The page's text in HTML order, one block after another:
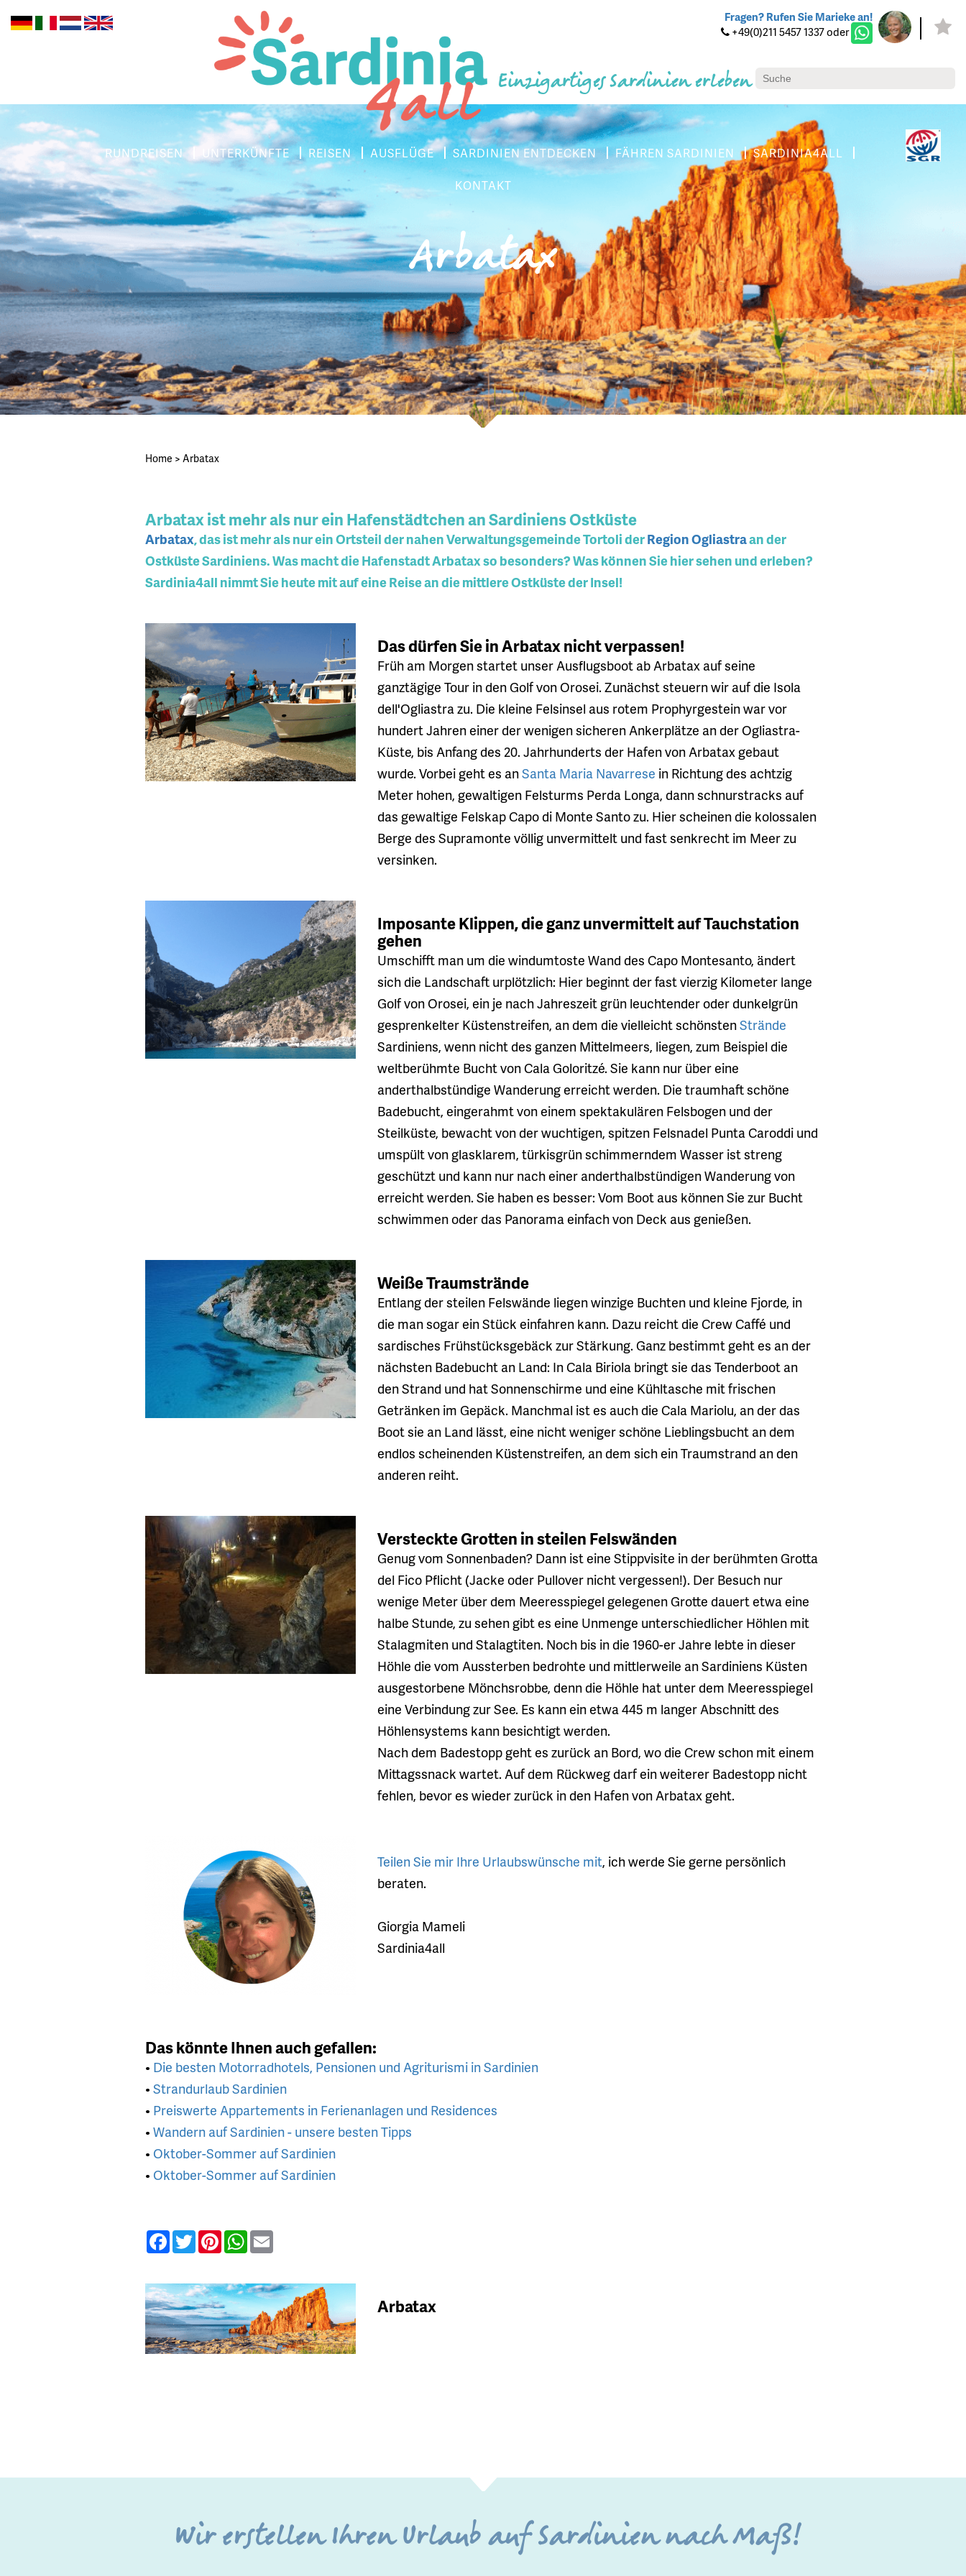
Fragen? Rufen Sie Marieke an!
+49(0)211 5457 1337 oder
Einzigartiges Sardinien erleben
RUNDREISEN UNTERKÜNFTE REISEN AUSFLÜGE SARDINIEN ENTDECKEN FÄHREN SARDINIEN
SARDINIA4ALL
KONTAKT
Arbatax
Home > Arbatax
Arbatax ist mehr als nur ein Hafenstädtchen an Sardiniens Ostküste
Arbatax, das ist mehr als nur ein Ortsteil der nahen Verwaltungsgemeinde Tortoli derRegion Ogliastraan der
Ostküste Sardiniens. Was macht die Hafenstadt Arbatax so besonders? Was können Sie hier sehen und erleben?
Sardinia4all nimmt Sie heute mit auf eine Reise an die mittlere Ostküste der Insel!
Das dürfen Sie in Arbatax nicht verpassen!
Früh am Morgen startet unser Ausflugsboot ab Arbatax auf seine
ganztägige Tour in den Golf von Orosei. Zunächst steuern wir auf die Isola
dell'Ogliastra zu. Die kleine Felsinsel aus rotem Prophyrgestein war vor
hundert Jahren einer der wenigen sicheren Ankerplätze an der Ogliastra-
Küste, bis Anfang des 20. Jahrhunderts der Hafen von Arbatax gebaut
wurde. Vorbei geht es anSanta Maria Navarrese in Richtung des achtzig
Meter hohen, gewaltigen Felsturms Perda Longa, dann schnurstracks auf
das gewaltige Felskap Capo di Monte Santo zu. Hier scheinen die kolossalen
Berge des Supramonte völlig unvermittelt und fast senkrecht im Meer zu
versinken.
Imposante Klippen, die ganz unvermittelt auf Tauchstation
gehen
Umschifft man um die windumtoste Wand des Capo Montesanto, ändert
sich die Landschaft urplötzlich: Hier beginnt der fast vierzig Kilometer lange
Golf von Orosei, ein je nach Jahreszeit grün leuchtender oder dunkelgrün
gesprenkelter Küstenstreifen, an dem die vielleicht schönstenStrände
Sardiniens, wenn nicht des ganzen Mittelmeers, liegen, zum Beispiel die
weltberühmte Bucht von Cala Goloritzé. Sie kann nur über eine
anderthalbstündige Wanderung erreicht werden. Die traumhaft schöne
Badebucht, eingerahmt von einem spektakulären Felsbogen und der
Steilküste, bewacht von der wuchtigen, spitzen Felsnadel Punta Caroddi und
umspült von glasklarem, türkisgrün schimmerndem Wasser ist streng
geschützt und kann nur nach einer anderthalbstündigen Wanderung von
erreicht werden. Sie haben es besser: Vom Boot aus können Sie zur Bucht
schwimmen oder das Panorama einfach von Deck aus genießen.
Weiße Traumstrände
Entlang der steilen Felswände liegen winzige Buchten und kleine Fjorde, in
die man sogar ein Stück einfahren kann. Dazu reicht die Crew Caffé und
sardisches Frühstücksgebäck zur Stärkung. Ganz bestimmt geht es an der
nächsten Badebucht an Land: In Cala Biriola bringt sie das Tenderboot an
den Strand und hat Sonnenschirme und eine Kühltasche mit frischen
Getränken im Gepäck. Manchmal ist es auch die Cala Mariolu, an der das
Boot sie an Land lässt, eine nicht weniger schöne Lieblingsbucht an dem
endlos scheinenden Küstenstreifen, an dem sich ein Traumstrand an den
anderen reiht.
Versteckte Grotten in steilen Felswänden
Genug vom Sonnenbaden? Dann ist eine Stippvisite in der berühmten Grotta
del Fico Pflicht (Jacke oder Pullover nicht vergessen!). Der Besuch nur
wenige Meter über dem Meeresspiegel gelegenen Grotte dauert etwa eine
halbe Stunde, zu sehen gibt es eine Unmenge unterschiedlicher Höhlen mit
Stalagmiten und Stalagtiten. Noch bis in die 1960-er Jahre lebte in dieser
Höhle die vom Aussterben bedrohte und mittlerweile an Sardiniens Küsten
ausgestorbene Mönchsrobbe, denn die Höhle hat unter dem Meeresspiegel
eine Verbindung zur See. Es kann ein etwa 445 m langer Abschnitt des
Höhlensystems kann besichtigt werden.
Nach dem Badestopp geht es zurück an Bord, wo die Crew schon mit einem
Mittagssnack wartet. Auf dem Rückweg darf ein weiterer Badestopp nicht
fehlen, bevor es wieder zurück in den Hafen von Arbatax geht.
Teilen Sie mir Ihre Urlaubswünsche mit, ich werde Sie gerne persönlich
beraten.
Giorgia Mameli
Sardinia4all
Das könnte Ihnen auch gefallen:
• Die besten Motorradhotels, Pensionen und Agriturismi in Sardinien
• Strandurlaub Sardinien
• Preiswerte Appartements in Ferienanlagen und Residences
• Wandern auf Sardinien - unsere besten Tipps
• Oktober-Sommer auf Sardinien
• Oktober-Sommer auf Sardinien
Facebook
TwitterPinterestWhatsApp
Arbatax
Wir erstellen Ihren Urlaub auf Sardinien nach Maß!